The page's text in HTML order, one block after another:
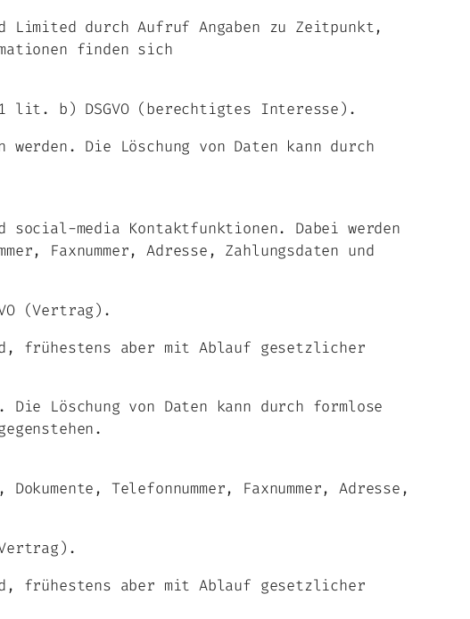
durch Aufruf Angaben zu Zeitpunkt,
finden sich
b) DSGVO (berechtigtes Interesse).
Die Löschung von Daten kann durch
media Kontaktfunktionen. Dabei werden
Faxnummer, Adresse, Zahlungsdaten und
(Vertrag).
frühestens aber mit Ablauf gesetzlicher
Löschung von Daten kann durch formlose
Telefonnummer, Faxnummer, Adresse,
frühestens aber mit Ablauf gesetzlicher